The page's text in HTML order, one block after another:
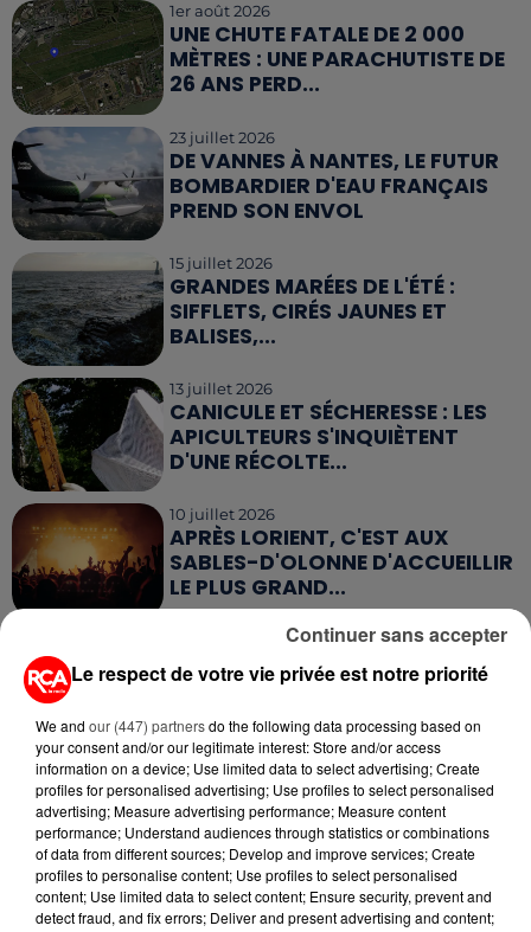
1er août 2026
UNE CHUTE FATALE DE 2 000
MÈTRES : UNE PARACHUTISTE DE
26 ANS PERD...
23 juillet 2026
DE VANNES À NANTES, LE FUTUR
BOMBARDIER D'EAU FRANÇAIS
PREND SON ENVOL
15 juillet 2026
GRANDES MARÉES DE L'ÉTÉ :
SIFFLETS, CIRÉS JAUNES ET
BALISES,...
13 juillet 2026
CANICULE ET SÉCHERESSE : LES
APICULTEURS S'INQUIÈTENT
D'UNE RÉCOLTE...
10 juillet 2026
APRÈS LORIENT, C'EST AUX
SABLES-D'OLONNE D'ACCUEILLIR
LE PLUS GRAND...
CANICULE : UNE PLUIE
D'ANNULATIONS POUR LES FEUX
RETROUVEZ TOUTE L'ACTU DE LA RÉGION ET
RECEVEZ LES ALERTES INFOS DE LA RÉDACTION
EN TÉLÉCHARGEANT L'APPLICATION MOBILE
Le respect de votre vie privée est notre priorité
We and our (447) partnersdo the following data processing based on
your consent and/or our legitimate interest: Store and/or access
information on a device; Use limited data to select advertising; Create
profiles for personalised advertising; Use profiles to select personalised
advertising; Measure advertising performance; Measure content
performance; Understand audiences through statistics or combinations
of data from different sources; Develop and improve services; Create
profiles to personalise content; Use profiles to select personalised
content; Use limited data to select content; Ensure security, prevent and
detect fraud, and fix errors; Deliver and present advertising and content;
Continuer sans accepter